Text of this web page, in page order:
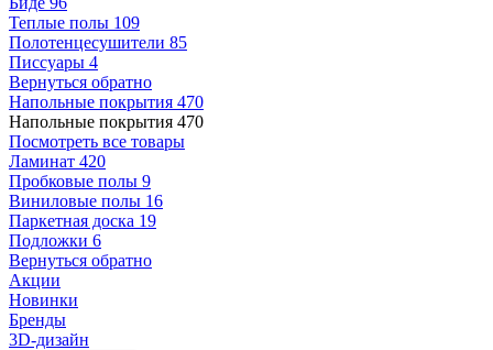
Теплые полы 109
Полотенцесушители 85
Писсуары 4
Вернуться обратно
Напольные покрытия 470
Напольные покрытия 470
Посмотреть все товары
Ламинат 420
Пробковые полы 9
Виниловые полы 16
Паркетная доска 19
Подложки 6
Вернуться обратно
Акции
Новинки
Бренды
3D-дизайн